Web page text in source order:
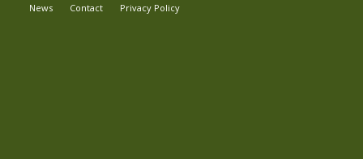
News
Contact Privacy Policy